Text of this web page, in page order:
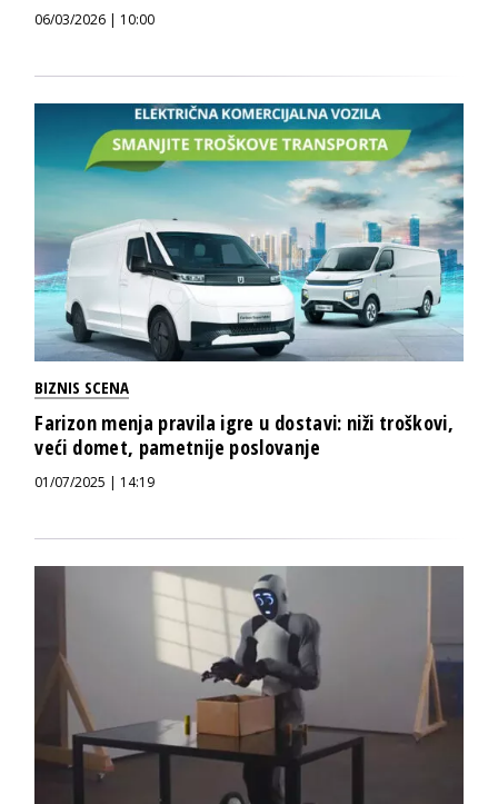
06/03/2026 | 10:00
BIZNIS SCENA
Farizon menja pravila igre u dostavi: niži troškovi,
veći domet, pametnije poslovanje
01/07/2025 | 14:19